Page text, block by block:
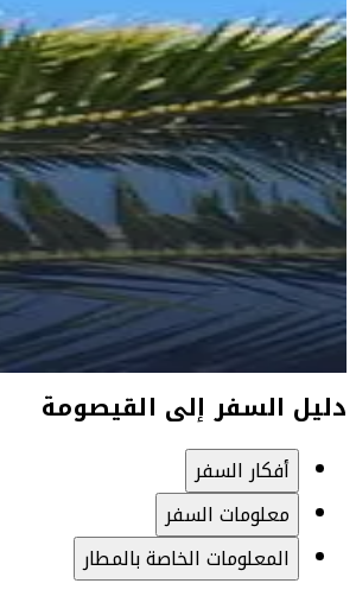
دليل السفر إلى القيصومة
أفكار السفر
معلومات السفر
المعلومات الخاصة بالمطار